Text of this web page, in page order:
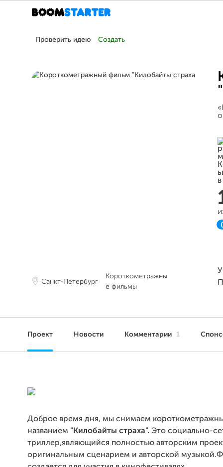
Проверить идею Создать
Санкт-Петербург
Короткометражны
е фильмы
Проект Новости Комментарии 1
Доброе время дня, мы снимаем
названием "Килобайты страха". Это социально-
триллер,являющийся полностью авторским
оригинальным сценарием и авторской